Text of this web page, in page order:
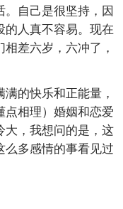
自己是很坚持，因
人真不容易。现在
差六岁，六冲了，
的快乐和正能量，
相理）婚姻和恋爱
大，我想问的是，这
多感情的事看见过